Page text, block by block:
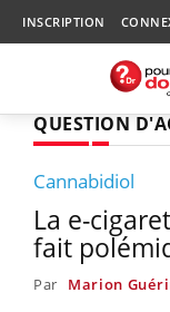
INSCRIPTION
QUESTION
Cannabidiol
La e-
fait
Par Marion